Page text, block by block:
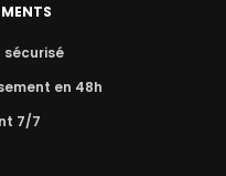
sécurisé
en 48h
7/7